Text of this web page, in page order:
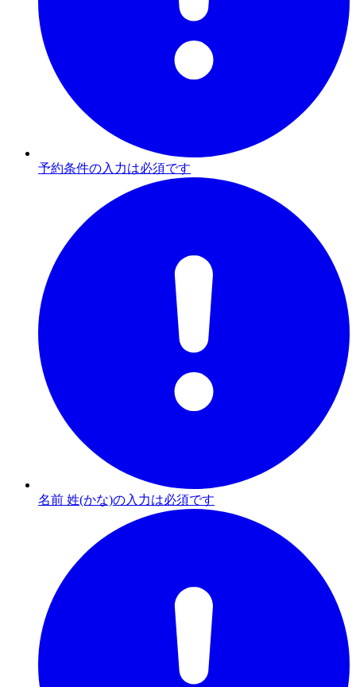
予約条件の入力は必須です
名前 姓(かな)の入力は必須です